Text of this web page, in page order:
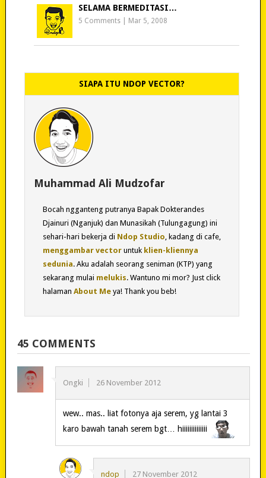
SELAMA BERMEDITASI…
5 Comments Mar 5, 2008
SIAPA ITU NDOP VECTOR?
Muhammad Ali Mudzofar
Bocah ngganteng putranya Bapak Dokterandes
Djainuri (Nganjuk) dan Munasikah (Tulungagung) ini
sehari-hari bekerja di Ndop Studio , kadang di cafe,
menggambar vectoruntuk klien-kliennya
sedunia. Aku adalah seorang seniman (KTP) yang
sekarang mulai melukis. Wantuno mi mor? Just click
halaman About Meya! Thank you beb!
45 COMMENTS
Ongki 26 November 2012
wew.. mas.. liat fotonya aja serem, yg lantai 3
karo bawah tanah serem bgt… hiiiiiiiiiiiiii
ndop 27 November 2012